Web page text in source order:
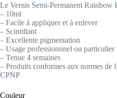
Le Vernis Semi-Permanent Rainbow
– 10ml
– Facile à appliquer et à enlever
– Scintillant
– Excellente pigmentation
– Usage professionnnel ou particulier
– Tenue 4 semaines
– Produits conformes aux normes de
CPNP
Couleur